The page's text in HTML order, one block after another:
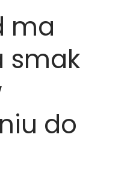
ma
smak
do